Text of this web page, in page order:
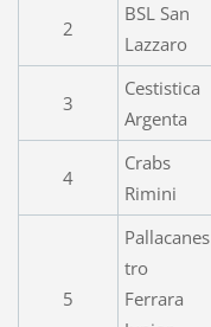
2
BSL San
Lazzaro
3
Cestistica
Argenta
4
Crabs
Rimini
5
Pallacanes
tro
Ferrara